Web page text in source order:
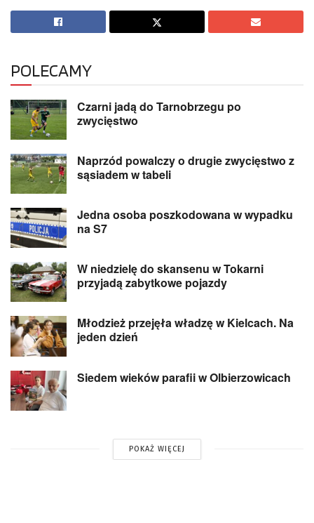
POLECAMY
Czarni jadą do Tarnobrzegu po
zwycięstwo
Naprzód powalczy o drugie zwycięstwo z
sąsiadem w tabeli
Jedna osoba poszkodowana w wypadku
na S7
W niedzielę do skansenu w Tokarni
przyjadą zabytkowe pojazdy
Młodzież przejęła władzę w Kielcach. Na
jeden dzień
Siedem wieków parafii w Olbierzowicach
POKAŻ WIĘCEJ